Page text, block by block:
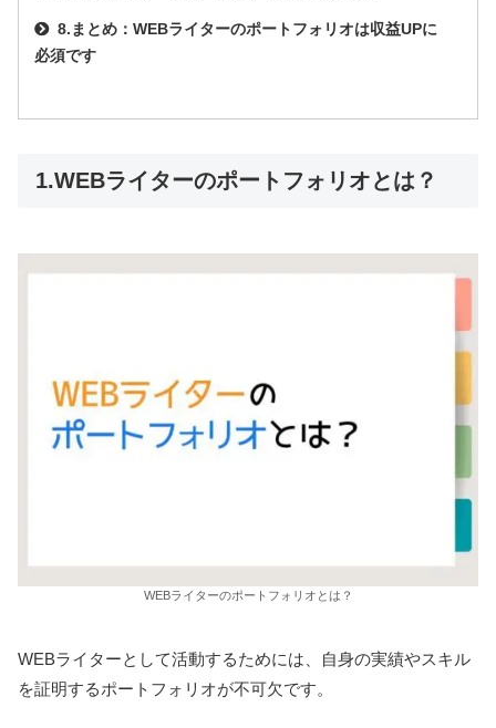
8.まとめ：WEBライターのポートフォリオは収益UPに
必須です
1.WEBライターのポートフォリオとは？
WEBライターのポートフォリオとは？
WEBライターとして活動するためには、自身の実績やスキル
を証明するポートフォリオが不可欠です。